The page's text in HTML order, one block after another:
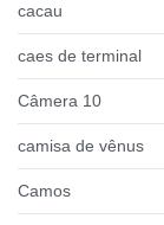
cacau
caes de terminal
Câmera 10
camisa de vênus
Camos